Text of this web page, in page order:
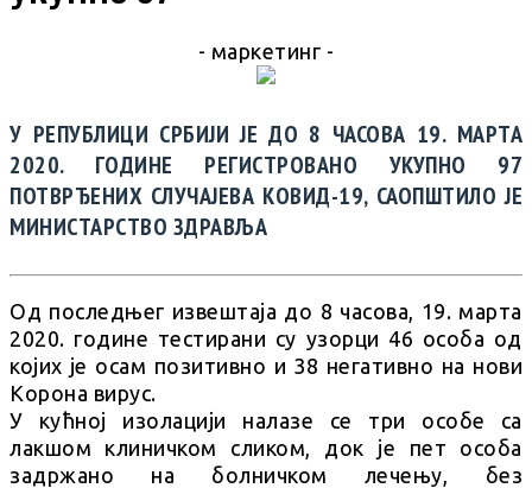
- маркетинг -
У РЕПУБЛИЦИ СРБИЈИ ЈЕ ДО 8 ЧАСОВА 19. МАРТА
2020. ГОДИНЕ РЕГИСТРОВАНО УКУПНО 97
ПОТВРЂЕНИХ СЛУЧАЈЕВА КОВИД-19, САОПШТИЛО ЈЕ
МИНИСТАРСТВО ЗДРАВЉА
Од последњег извештаја до 8 часова, 19. марта
2020. године тестирани су узорци 46 особа од
којих је осам позитивно и 38 негативно на нови
Kорона вирус.
У кућној изолацији налазе се три особе са
лакшом клиничком сликом, док је пет особа
задржано на болничком лечењу, без